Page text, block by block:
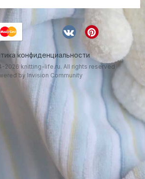
конфиденциальности
2026 knitting-life.ru. All rights reserved
by Invision Community